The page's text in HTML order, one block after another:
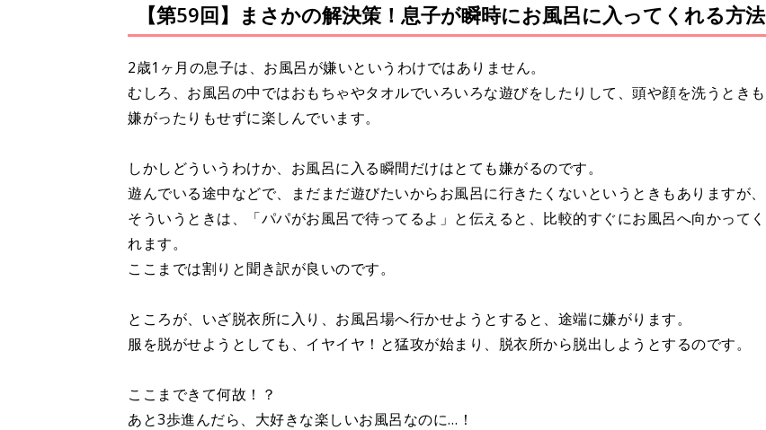
M
u
e
【第59回】まさかの解決策！息子が瞬時にお風呂に入ってくれる方法
2歳1ヶ月の息子は、お風呂が嫌いというわけではありません。
むしろ、お風呂の中ではおもちゃやタオルでいろいろな遊びをしたりして、頭や顔を洗うときも
嫌がったりもせずに楽しんでいます。
しかしどういうわけか、お風呂に入る瞬間だけはとても嫌がるのです。
遊んでいる途中などで、まだまだ遊びたいからお風呂に行きたくないというときもありますが、
そういうときは、「パパがお風呂で待ってるよ」と伝えると、比較的すぐにお風呂へ向かってく
れます。
ここまでは割りと聞き訳が良いのです。
ところが、いざ脱衣所に入り、お風呂場へ行かせようとすると、途端に嫌がります。
服を脱がせようとしても、イヤイヤ！と猛攻が始まり、脱衣所から脱出しようとするのです。
ここまできて何故！？
あと3歩進んだら、大好きな楽しいお風呂なのに…！